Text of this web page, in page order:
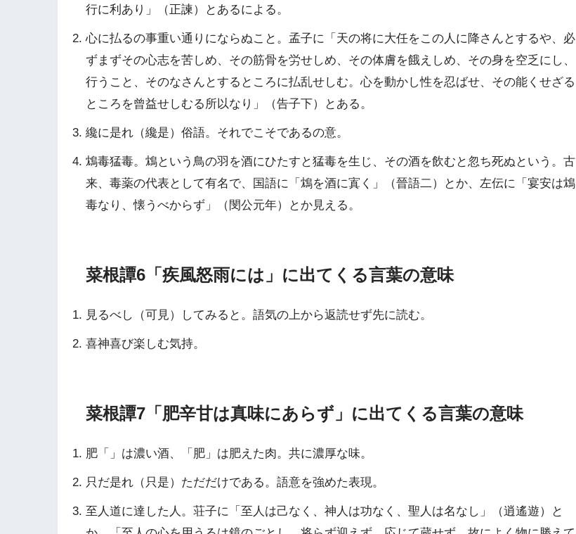
行に利あり」（正諫）とあるによる。
心に払るの事重い通りにならぬこと。孟子に「天の将に大任をこの人に降さんとするや、必
ずまずその心志を苦しめ、その筋骨を労せしめ、その体膚を餓えしめ、その身を空乏にし、
行うこと、そのなさんとするところに払乱せしむ。心を動かし性を忍ばせ、その能くせざる
ところを曾益せしむる所以なり」（告子下）とある。
纔に是れ（纔是）俗語。それでこそであるの意。
鴆毒猛毒。鴆という鳥の羽を酒にひたすと猛毒を生じ、その酒を飲むと忽ち死ぬという。古
来、毒薬の代表として有名で、国語に「鴆を酒に寘く」（晉語二）とか、左伝に「宴安は鴆
毒なり、懐うべからず」（閔公元年）とか見える。
菜根譚6「疾風怒雨には」に出てくる言葉の意味
見るべし（可見）してみると。語気の上から返読せず先に読む。
喜神喜び楽しむ気持。
菜根譚7「肥辛甘は真味にあらず」に出てくる言葉の意味
肥「」は濃い酒、「肥」は肥えた肉。共に濃厚な味。
只だ是れ（只是）ただだけである。語意を強めた表現。
至人道に達した人。荘子に「至人は己なく、神人は功なく、聖人は名なし」（逍遙遊）と